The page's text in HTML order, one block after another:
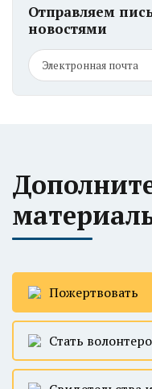
Отправляем
новостями
Пожертвовать
Стать